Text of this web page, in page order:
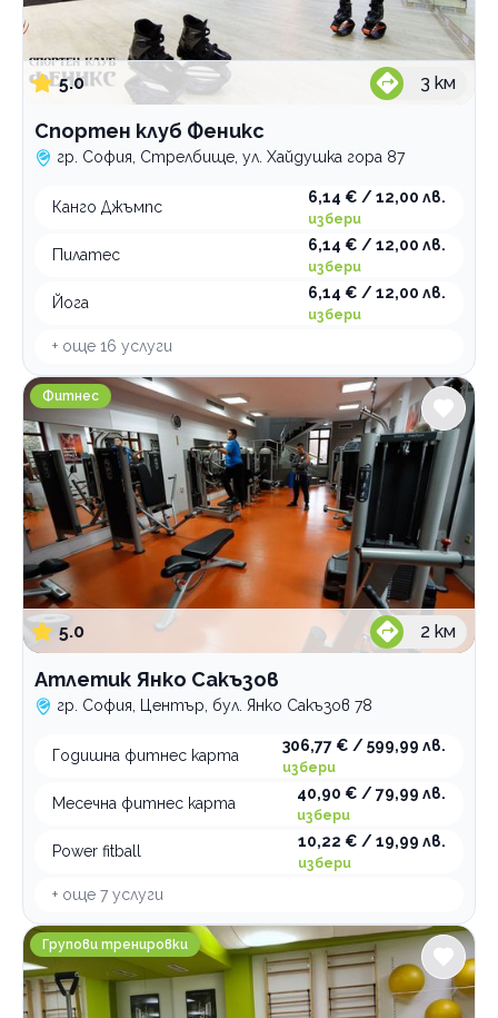
5.0 3 км
Спортен клуб Феникс
гр. София, Стрелбище, ул. Хайдушка гора 87
Канго Джъмпс
6,14 € / 12,00 лв.
избери
Пилатес
6,14 € / 12,00 лв.
избери
Йога
6,14 € / 12,00 лв.
избери
+ още 16 услуги
Атлетик Янко Сакъзов
Фитнес
5.0 2 км
Атлетик Янко Сакъзов
гр. София, Център, бул. Янко Сакъзов 78
Годишна фитнес карта
306,77 € / 599,99 лв.
избери
Месечна фитнес карта
40,90 € / 79,99 лв.
избери
Power fitball
10,22 € / 19,99 лв.
избери
+ още 7 услуги
Sofia Pilates
Групови тренировки